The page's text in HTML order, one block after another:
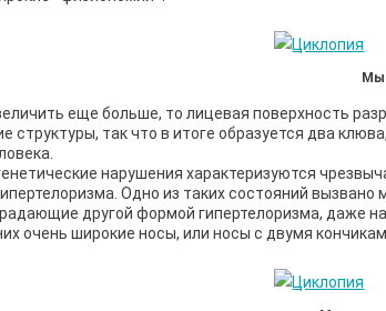
еще больше, то лицевая поверхность
структуры, так что в итоге образуется два
нарушения характеризуются
Одно из таких состояний
другой формой гипертелоризма, даже
очень широкие носы, или носы с двумя